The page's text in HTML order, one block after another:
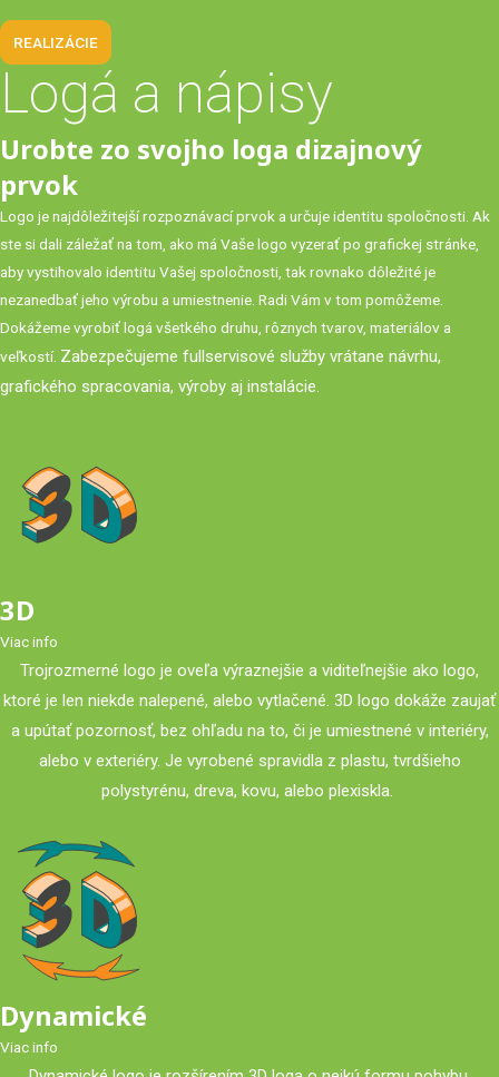
REALIZÁCIE
Logá a nápisy
Urobte zo svojho loga dizajnový
prvok
Logo je najdôležitejší rozpoznávací prvok a určuje identitu spoločnosti. Ak
ste si dali záležať na tom, ako má Vaše logo vyzerať po grafickej stránke,
aby vystihovalo identitu Vašej spoločnosti, tak rovnako dôležité je
nezanedbať jeho výrobu a umiestnenie. Radi Vám v tom pomôžeme.
Dokážeme vyrobiť logá všetkého druhu, rôznych tvarov, materiálov a
veľkostí. Zabezpečujeme fullservisové služby vrátane návrhu,
grafického spracovania, výroby aj instalácie.
3D
Viac info
Trojrozmerné logo je oveľa výraznejšie a viditeľnejšie ako logo,
ktoré je len niekde nalepené, alebo vytlačené. 3D logo dokáže zaujať
a upútať pozornosť, bez ohľadu na to, či je umiestnené v interiéry,
alebo v exteriéry. Je vyrobené spravidla z plastu, tvrdšieho
polystyrénu, dreva, kovu, alebo plexiskla.
Dynamické
Viac info